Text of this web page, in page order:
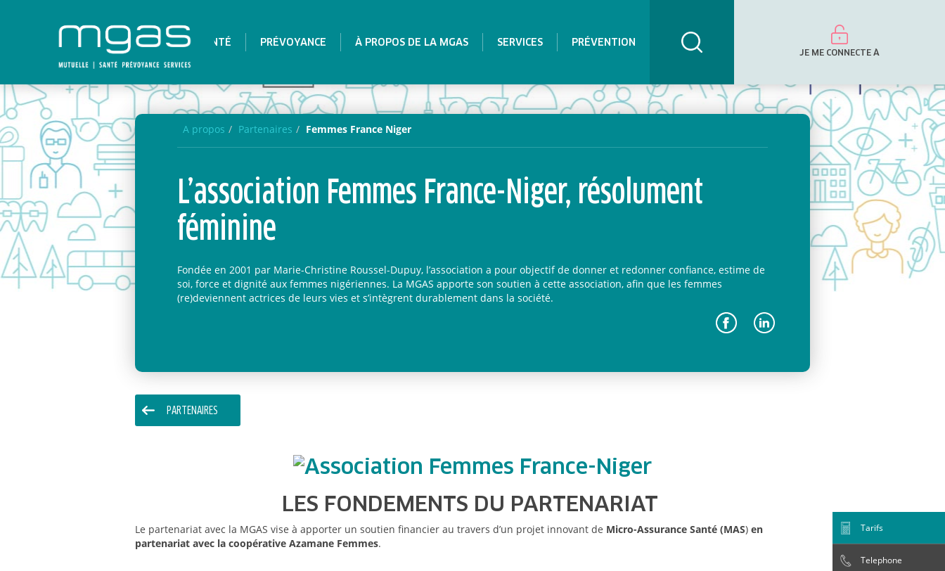
SANTÉ PRÉVOYANCE À PROPOS DE LA MGAS SERVICES PRÉVENTION
JE ME CONNECTE À
A propos Partenaires Femmes France Niger
L’association Femmes France-Niger, résolument
féminine
Fondée en 2001 par Marie-Christine Roussel-Dupuy, l’association a pour objectif de donner et redonner confiance, estime de
soi, force et dignité aux femmes nigériennes. La MGAS apporte son soutien à cette association, afin que les femmes
(re)deviennent actrices de leurs vies et s’intègrent durablement dans la société.
PARTENAIRES
LES FONDEMENTS DU PARTENARIAT
Le partenariat avec la MGAS vise à apporter un soutien financier au travers d’un projet innovant de Micro-Assurance Santé (MAS) en
partenariat avec la coopérative Azamane Femmes.
Tarifs
Telephone